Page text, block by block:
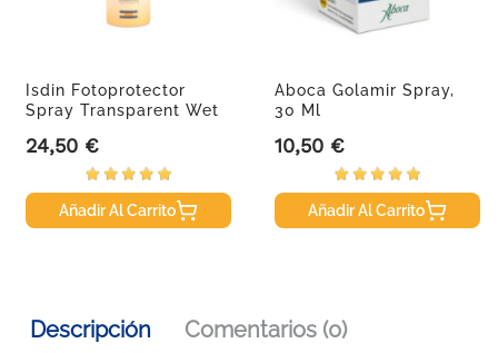
Isdin Fotoprotector
Spray Transparent Wet
Precio
24,50 €
Añadir Al Carrito
Aboca Golamir Spray,
30 Ml
Precio
10,50 €
Añadir Al Carrito
Descripción Comentarios (0)